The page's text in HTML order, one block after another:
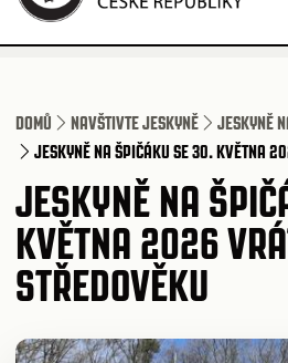
DOMŮ NAVŠTIVTE JESKYNĚ JESKYNĚ
JESKYNĚ NA ŠPIČÁKU SE 30. KVĚTNA
JESKYNĚ NA
KVĚTNA 2026
STŘEDOVĚKU